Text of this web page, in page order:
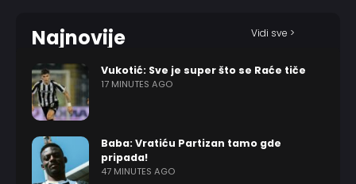
Najnovije Vidi sve >
Vukotić: Sve je super što se Raće tiče
17 MINUTES AGO
Baba: Vratiću Partizan tamo gde
pripada!
47 MINUTES AGO